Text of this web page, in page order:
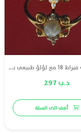
خاتم ذهب قيراط 18 مع لؤلؤ طبيعي بحريني وا الماس
د.ب 297
أضف الى السلة